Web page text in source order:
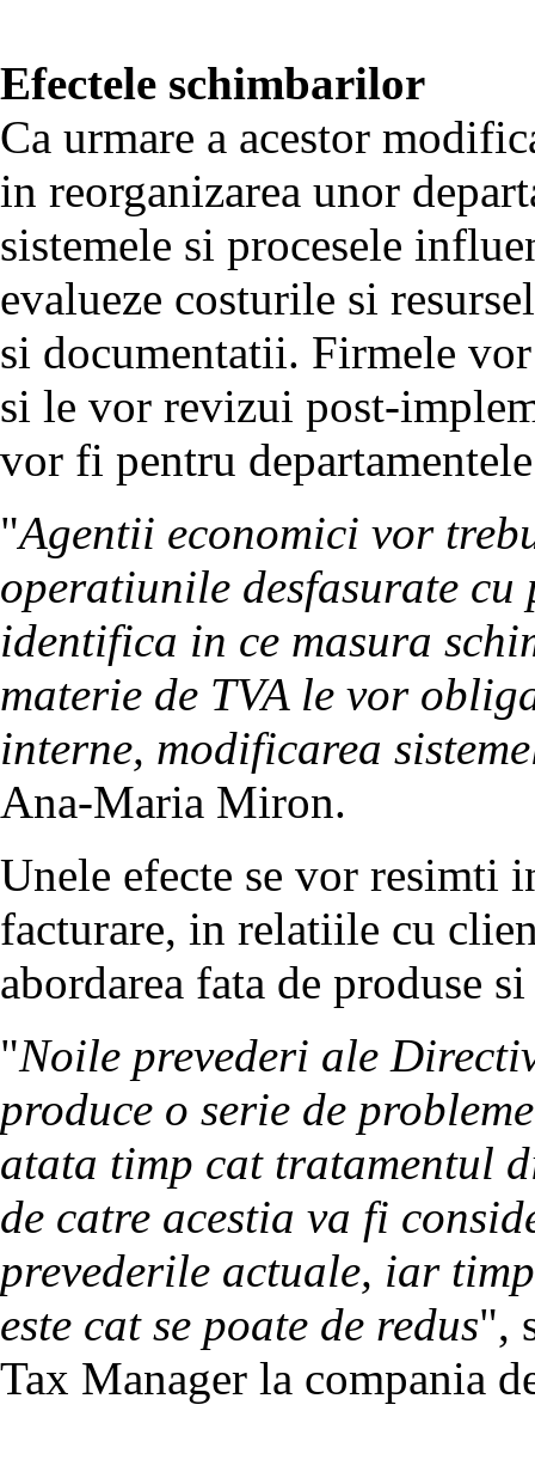
Efectele schimbarilor
Ca urmare a acestor
in reorganizarea unor
sistemele si procesele
evalueze costurile si
si documentatii. Firmele
si le vor revizui post-
vor fi pentru
"Agentii economici vor
operatiunile desfasurate
identifica in ce masura
materie de TVA le vor
interne, modificarea
Ana-Maria Miron.
Unele efecte se vor resimti
facturare, in relatiile cu
abordarea fata de produse
"Noile prevederi ale
produce o serie de
atata timp cat tratamentul
de catre acestia va fi
prevederile actuale, iar
este cat se poate de redus",
Tax Manager la compania